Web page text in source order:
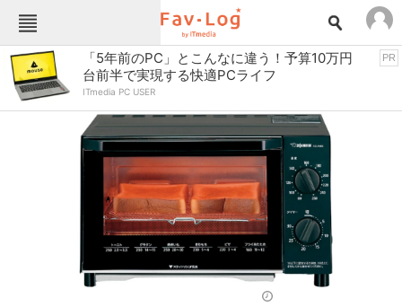
Fav-Logカテゴリー一覧
TOP アウトドア用品
インテリア・収納 おもちゃ・ホビー
キッチン家電
ゲーム
コンテンツ・サービス スイーツ・お菓子
スポーツ・レジャー スマホ・携帯電話
パソコン・タブレット
「5年前のPC」とこんなに違う！予算10万円
台前半で実現する快適PCライフ
ITmedia PC USER
PR